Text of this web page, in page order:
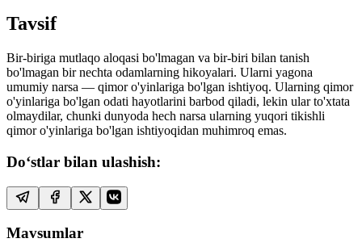
Tavsif
Bir-biriga mutlaqo aloqasi bo'lmagan va bir-biri bilan tanish
bo'lmagan bir nechta odamlarning hikoyalari. Ularni yagona
umumiy narsa — qimor o'yinlariga bo'lgan ishtiyoq. Ularning qimor
o'yinlariga bo'lgan odati hayotlarini barbod qiladi, lekin ular to'xtata
olmaydilar, chunki dunyoda hech narsa ularning yuqori tikishli
qimor o'yinlariga bo'lgan ishtiyoqidan muhimroq emas.
Do‘stlar bilan ulashish:
Mavsumlar